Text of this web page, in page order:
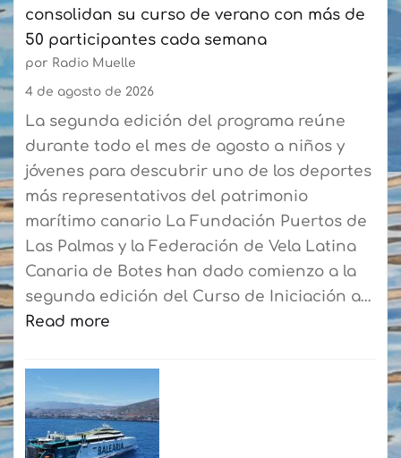
crecimiento
acumulado
del
6,8%
consolidan su curso de verano con más de
50 participantes cada semana
por Radio Muelle
4 de agosto de 2026
La segunda edición del programa reúne
durante todo el mes de agosto a niños y
jóvenes para descubrir uno de los deportes
más representativos del patrimonio
marítimo canario La Fundación Puertos de
Las Palmas y la Federación de Vela Latina
Canaria de Botes han dado comienzo a la
segunda edición del Curso de Iniciación a…
Read more
La
Fundación
Puertos
de